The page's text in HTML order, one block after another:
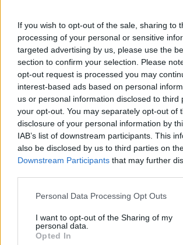
If you wish to opt-out of the sale, sharing to
processing of your personal or sensitive
targeted advertising by us, please use the
section to confirm your selection. Please
opt-out request is processed you may
interest-based ads based on personal
us or personal information disclosed to third
your opt-out. You may separately opt-out of
disclosure of your personal information by
IAB’s list of downstream participants. This
also be disclosed by us to third parties on
Downstream Participants that may further
Personal Data Processing Opt Outs
I want to opt-out of the Sharing of my
personal data.
Opted In
Κάποτε ήταν ένα σνακ πρώτης κατηγορίας,
το κέλυφος. Πώς ένα viral γλυκό ανέδειξε το
σύμβολο γαστρονομικής πολυτέλειας και
γεύσης διεθνώς.